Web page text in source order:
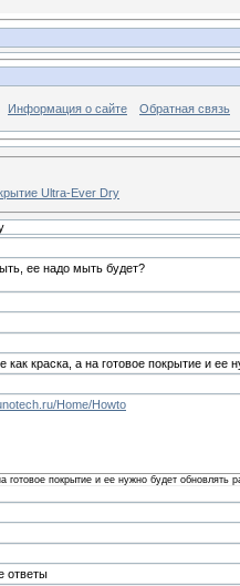
Информация о сайте Обратная связь
Ultra-Ever Dry
ее надо мыть будет?
как краска, а на готовое покрытие и
Home/Howto
готовое покрытие и ее нужно будет обновлять
ответы